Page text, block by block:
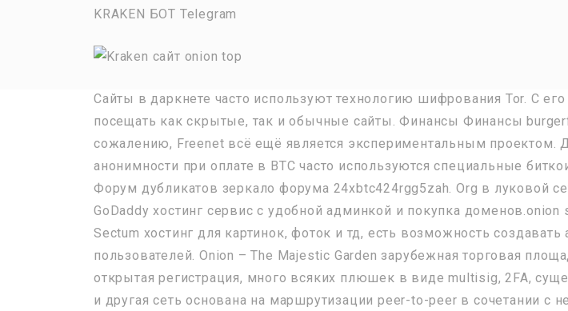
KRAKEN БОТ Telegram
Сайты в даркнете часто используют технологию шифрования Tor. С
посещать как скрытые, так и обычные сайты. Финансы Финансы
сожалению, Freenet всё ещё является экспериментальным проектом.
анонимности при оплате в BTC часто используются специальные
Форум дубликатов зеркало форума 24xbtc424rgg5zah. Org в луковой
GoDaddy хостинг сервис с удобной админкой и покупка доменов.onion
Sectum хостинг для картинок, фоток и тд, есть возможность
пользователей. Onion – The Majestic Garden зарубежная торговая
открытая регистрация, много всяких плюшек в виде multisig, 2FA,
и другая сеть основана на маршрутизации peer-to-peer в сочетании с